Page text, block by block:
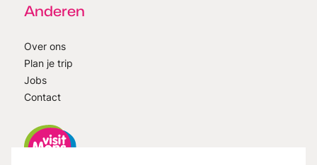
Anderen
Over ons
Plan je trip
Jobs
Contact